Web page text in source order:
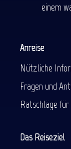
einem
Anreise
Nützliche
Fragen und
Ratschläge
Das Reiseziel